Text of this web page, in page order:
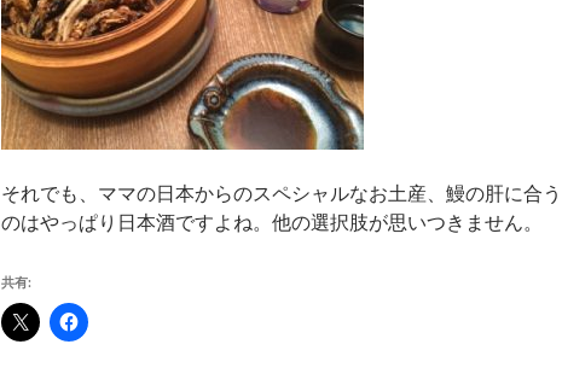
それでも、ママの日本からのスペシャルなお土産、鰻の肝に合う
のはやっぱり日本酒ですよね。他の選択肢が思いつきません。
共有: